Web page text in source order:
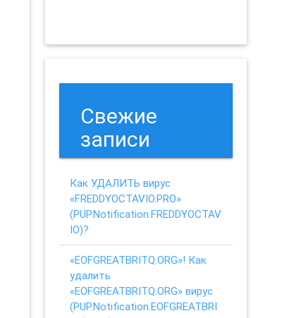
Свежие
записи
Как УДАЛИТЬ вирус
«FREDDYOCTAVIO.PRO»
(PUP.Notification.FREDDYOCTAV
IO)?
«EOFGREATBRITQ.ORG»! Как
удалить
«EOFGREATBRITQ.ORG» вирус
(PUP.Notification.EOFGREATBRI